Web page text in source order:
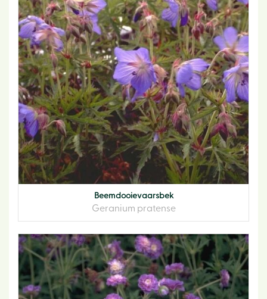
Beemdooievaarsbek
Geranium pratense